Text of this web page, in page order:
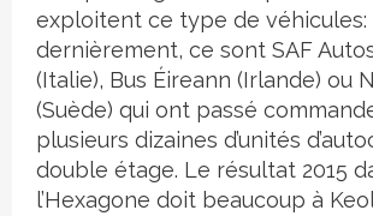
exploitent ce type de véhicules:
dernièrement, ce sont SAF
(Italie), Bus Éireann (Irlande) ou
(Suède) qui ont passé
plusieurs dizaines d’unités
double étage. Le résultat 2015
l’Hexagone doit beaucoup à